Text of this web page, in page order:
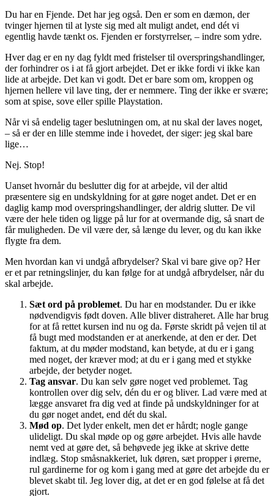
Du har en Fjende. Det har jeg også. Den er som en dæmon, der
tvinger hjernen til at lyste sig med alt muligt andet, end dét vi
egentlig havde tænkt os. Fjenden er forstyrrelser, – indre som ydre.
Hver dag er en ny dag fyldt med fristelser til overspringshandlinger,
der forhindrer os i at få gjort arbejdet. Det er ikke fordi vi ikke kan
lide at arbejde. Det kan vi godt. Det er bare som om, kroppen og
hjernen hellere vil lave ting, der er nemmere. Ting der ikke er svære;
som at spise, sove eller spille Playstation.
Når vi så endelig tager beslutningen om, at nu skal der laves noget,
– så er der en lille stemme inde i hovedet, der siger: jeg skal bare
lige…
Nej. Stop!
Uanset hvornår du beslutter dig for at arbejde, vil der altid
præsentere sig en undskyldning for at gøre noget andet. Det er en
daglig kamp mod overspringshandlinger, der aldrig slutter. De vil
være der hele tiden og ligge på lur for at overmande dig, så snart de
får muligheden. De vil være der, så længe du lever, og du kan ikke
flygte fra dem.
Men hvordan kan vi undgå afbrydelser? Skal vi bare give op? Her
er et par retningslinjer, du kan følge for at undgå afbrydelser, når du
skal arbejde.
Sæt ord på problemet. Du har en modstander. Du er ikke
nødvendigvis født doven. Alle bliver distraheret. Alle har brug
for at få rettet kursen ind nu og da. Første skridt på vejen til at
få bugt med modstanden er at anerkende, at den er der. Det
faktum, at du møder modstand, kan betyde, at du er i gang
med noget, der kræver mod; at du er i gang med et stykke
arbejde, der betyder noget.
Tag ansvar. Du kan selv gøre noget ved problemet. Tag
kontrollen over dig selv, dén du er og bliver. Lad være med at
lægge ansvaret fra dig ved at finde på undskyldninger for at
du gør noget andet, end dét du skal.
Mød op. Det lyder enkelt, men det er hårdt; nogle gange
ulideligt. Du skal møde op og gøre arbejdet. Hvis alle havde
nemt ved at gøre det, så behøvede jeg ikke at skrive dette
indlæg. Stop småsnakkeriet, luk døren, sæt propper i ørerne,
rul gardinerne for og kom i gang med at gøre det arbejde du er
blevet skabt til. Jeg lover dig, at det er en god følelse at få det
gjort.